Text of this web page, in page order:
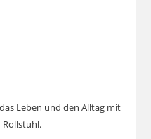
Leben und den Alltag mit